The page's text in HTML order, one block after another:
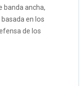
banda ancha,
en los
de los